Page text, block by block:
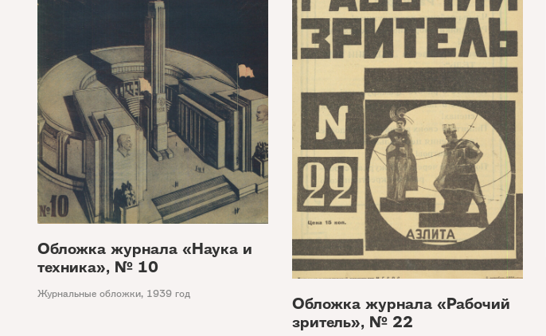
Обложка журнала «Наука и
техника», № 10
Журнальные обложки, 1939 год
Обложка журнала «Рабочий
зритель», № 22